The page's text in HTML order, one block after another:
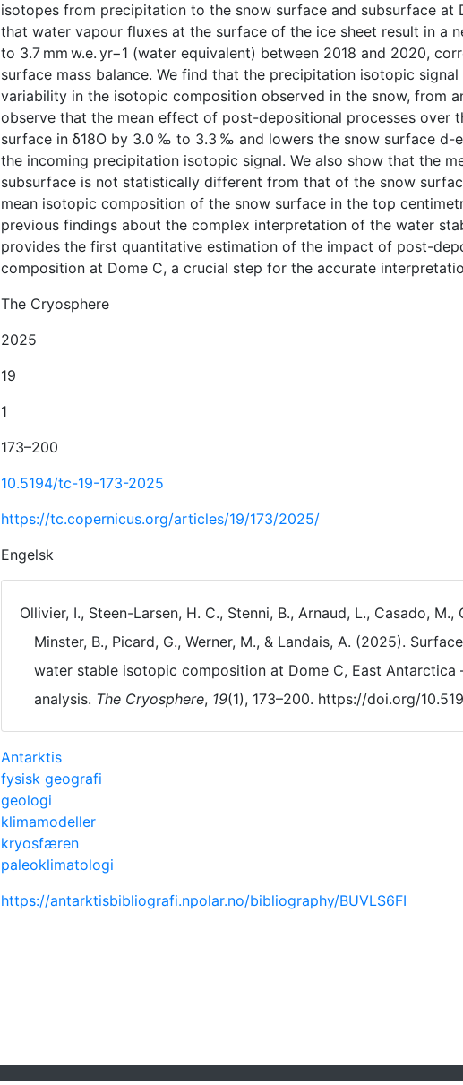
isotopes from precipitation to the snow surface and subsurface at
that water vapour fluxes at the surface of the ice sheet result in a
to 3.7 mm w.e. yr−1 (water equivalent) between 2018 and 2020,
surface mass balance. We find that the precipitation isotopic
variability in the isotopic composition observed in the snow, from
observe that the mean effect of post-depositional processes over
surface in δ18O by 3.0 ‰ to 3.3 ‰ and lowers the snow surface
the incoming precipitation isotopic signal. We also show that the
subsurface is not statistically different from that of the snow
mean isotopic composition of the snow surface in the top
previous findings about the complex interpretation of the water
provides the first quantitative estimation of the impact of post-
composition at Dome C, a crucial step for the accurate
The Cryosphere
2025
19
1
173–200
10.5194/tc-19-173-2025
https://tc.copernicus.org/articles/19/173/2025/
Engelsk
Ollivier, I., Steen-Larsen, H. C., Stenni, B., Arnaud, L., Casado,
Minster, B., Picard, G., Werner, M., & Landais, A. (2025).
water stable isotopic composition at Dome C, East Antarctica
analysis. The Cryosphere, 19(1), 173–200. https://doi.org/
Antarktis
fysisk geografi
geologi
klimamodeller
kryosfæren
paleoklimatologi
https://antarktisbibliografi.npolar.no/bibliography/BUVLS6FI